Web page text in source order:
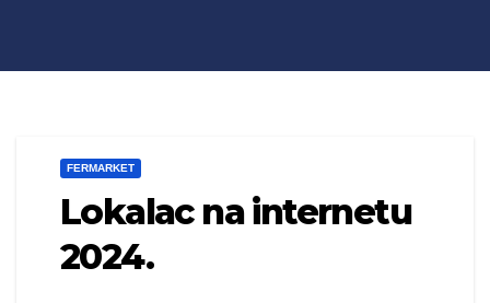
FERMARKET
Lokalac na internetu
2024.